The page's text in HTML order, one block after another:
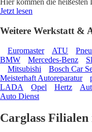
Hier kommen die
Jetzt lesen
Weitere Werkstatt &
Euromaster ATU
BMW
Mercedes-Benz
Mitsubishi
Bosch Car
Meisterhaft Autoreparatur
LADA
Opel Hertz
Auto Dienst
Carglass Filialen